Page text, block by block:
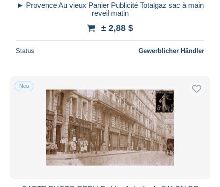
► Provence Au vieux Panier Publicité Totalgaz sac à main
reveil matin
± 2,88 $
Status Gewerblicher Händler
Neu